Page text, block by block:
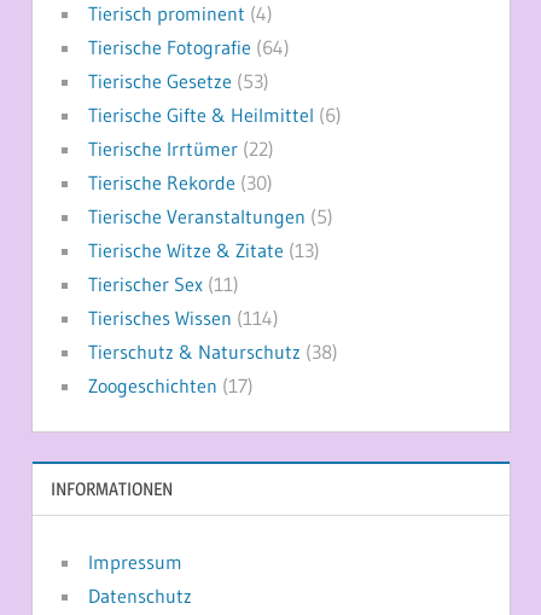
Tierisch prominent (4)
Tierische Fotografie (64)
Tierische Gesetze (53)
Tierische Gifte & Heilmittel (6)
Tierische Irrtümer(22)
Tierische Rekorde (30)
Tierische Veranstaltungen (5)
Tierische Witze & Zitate (13)
Tierischer Sex(11)
Tierisches Wissen (114)
Tierschutz & Naturschutz (38)
Zoogeschichten (17)
INFORMATIONEN
Impressum
Datenschutz